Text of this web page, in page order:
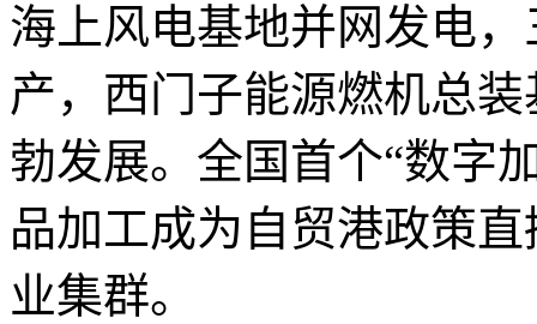
海上风电基地并网发电
产，西门子能源燃机总
勃发展。全国首个“数字
品加工成为自贸港政策
业集群。